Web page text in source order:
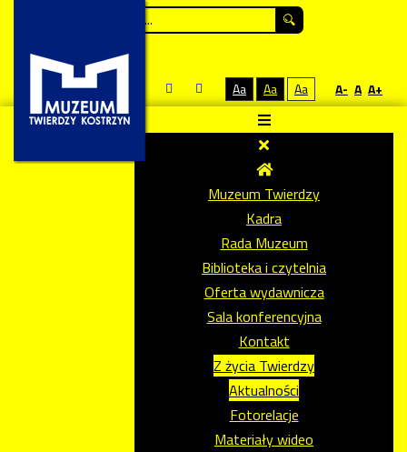
Aa Aa Aa A- A A+
Muzeum Twierdzy
Kadra
Rada Muzeum
Biblioteka i czytelnia
Oferta wydawnicza
Sala konferencyjna
Kontakt
Z życia Twierdzy
Aktualności
Fotorelacje
Materiały wideo